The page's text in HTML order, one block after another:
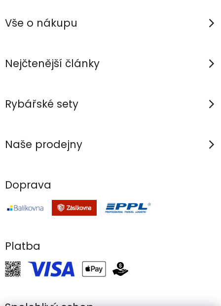
u
pVše o nákupu
Nejčtenější články
Rybářské sety
Naše prodejny
Doprava
Platba